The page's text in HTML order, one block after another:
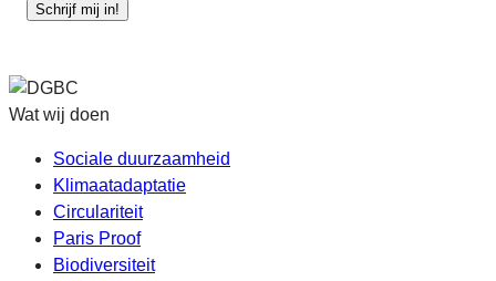
Schrijf mij in!
Wat wij doen
Sociale duurzaamheid
Klimaatadaptatie
Circulariteit
Paris Proof
Biodiversiteit